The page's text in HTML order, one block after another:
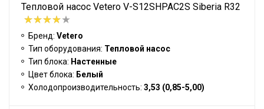
Тепловой насос Vetero V-S12SHPAC2S Siberia R32
Бренд: Vetero
Тип оборудования: Тепловой насос
Тип блока: Настенные
Цвет блока: Белый
Холодопроизводительность: 3,53 (0,85-5,00)